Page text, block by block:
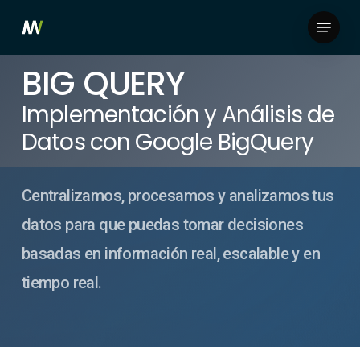
main
content
Menu
BIG QUERY
Implementación y Análisis de
Datos con Google BigQuery
Centralizamos, procesamos y analizamos tus
datos para que puedas tomar decisiones
basadas en información real, escalable y en
tiempo real.
Close